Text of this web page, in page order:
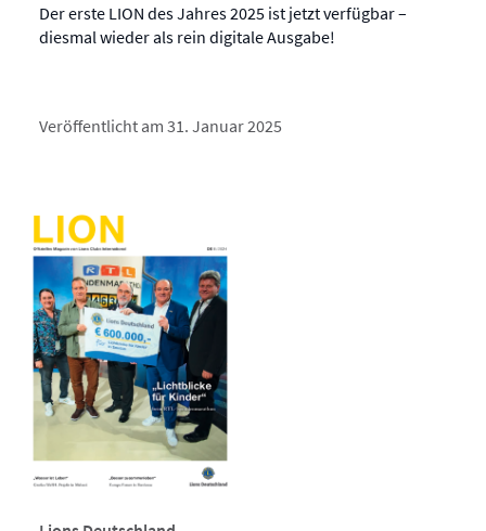
Der erste LION des Jahres 2025 ist jetzt verfügbar –
diesmal wieder als rein digitale Ausgabe!
Veröffentlicht am 31. Januar 2025